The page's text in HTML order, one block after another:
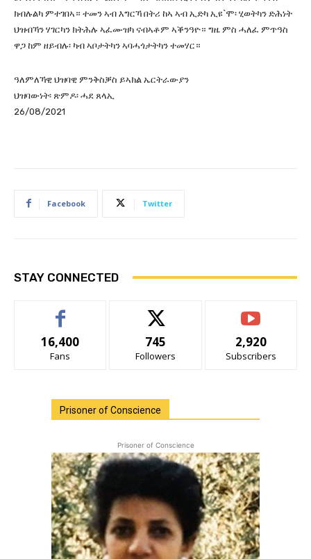
ክብሉልካ ምተገበኣ። ተመን ኣብ እግርኻ በትሪ ከኣ ኣብ ኢድካ ኢዩ`ሞ፡ ሂወትካን ድሕነት
ህዝብኻን ሃገርካን ክትሕሉ ኣፈሙዝካ ናብኣቶም ኣቕንዓዮ። ግዜ ምስ ሓለፈ ምጥዓስ
ዋጋ ከም ዘይብሉ፡ ካብ ኣቦታትካን ኣባሓጎታትካን ተመሃር።
ዓለምለኻዊ ህዝባዊ ምንቅስቓስ ይኣክል ኤርትራውያን
ህዝባውነት፡ ጽምዶ፡ ሓደ ጸላኢ
26/08/2021
Facebook Twitter
STAY CONNECTED
16,400
Fans
745
Followers
2,920
Subscribers
Prisoner of Conscience
Prisoner of Conscience